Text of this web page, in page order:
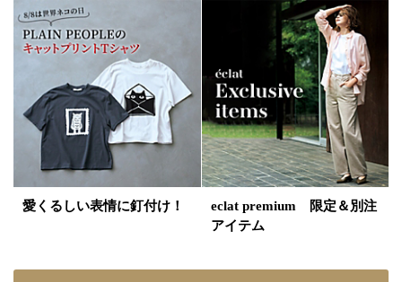
愛くるしい表情に釘付け！
eclat premium 限定＆別注
アイテム